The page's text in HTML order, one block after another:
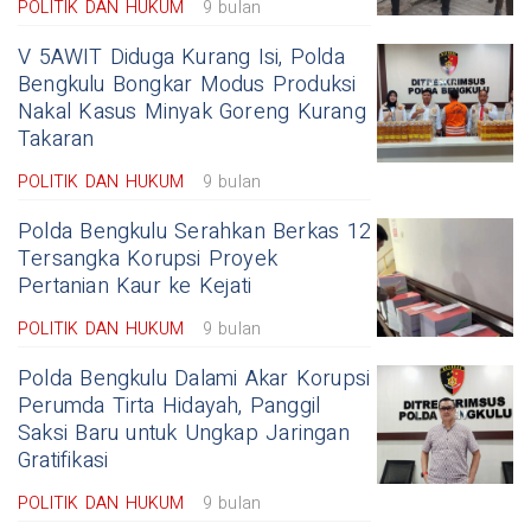
POLITIK DAN HUKUM 9 bulan
V 5AWIT Diduga Kurang Isi, Polda
Bengkulu Bongkar Modus Produksi
Nakal Kasus Minyak Goreng Kurang
Takaran
POLITIK DAN HUKUM 9 bulan
Polda Bengkulu Serahkan Berkas 12
Tersangka Korupsi Proyek
Pertanian Kaur ke Kejati
POLITIK DAN HUKUM 9 bulan
Polda Bengkulu Dalami Akar Korupsi
Perumda Tirta Hidayah, Panggil
Saksi Baru untuk Ungkap Jaringan
Gratifikasi
POLITIK DAN HUKUM 9 bulan